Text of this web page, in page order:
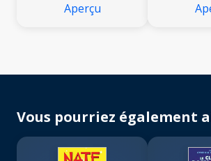
Aperçu
Vous pourriez également